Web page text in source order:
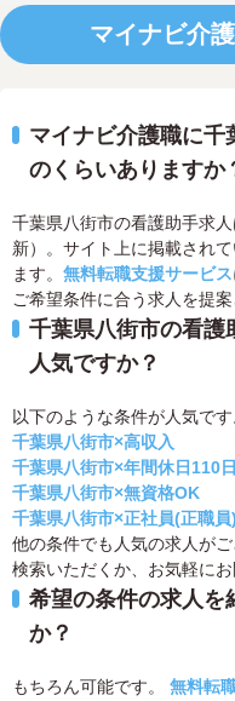
マイナビ介
マイナビ介護職に千
のくらいありますか
千葉県八街市の看護助手求
新）。サイト上に掲載され
ます。 無料転職支援サービス
ご希望条件に合う求人を提案
千葉県八街市の看護
人気ですか？
以下のような条件が人気です
千葉県八街市×高収入
千葉県八街市×年間休日110
千葉県八街市×無資格OK
千葉県八街市×正社員(正職員)
他の条件でも人気の求人が
検索いただくか、お気軽にお
希望の条件の求人を
か？
もちろん可能です。 無料転